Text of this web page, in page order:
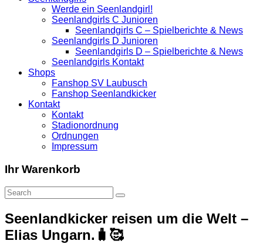
Werde ein Seenlandgirl!
Seenlandgirls C Junioren
Seenlandgirls C – Spielberichte & News
Seenlandgirls D Junioren
Seenlandgirls D – Spielberichte & News
Seenlandgirls Kontakt
Shops
Fanshop SV Laubusch
Fanshop Seenlandkicker
Kontakt
Kontakt
Stadionordnung
Ordnungen
Impressum
Ihr Warenkorb
Seenlandkicker reisen um die Welt –
Elias Ungarn.🧳🥰